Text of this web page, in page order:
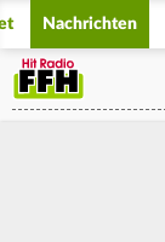
Nachrichten